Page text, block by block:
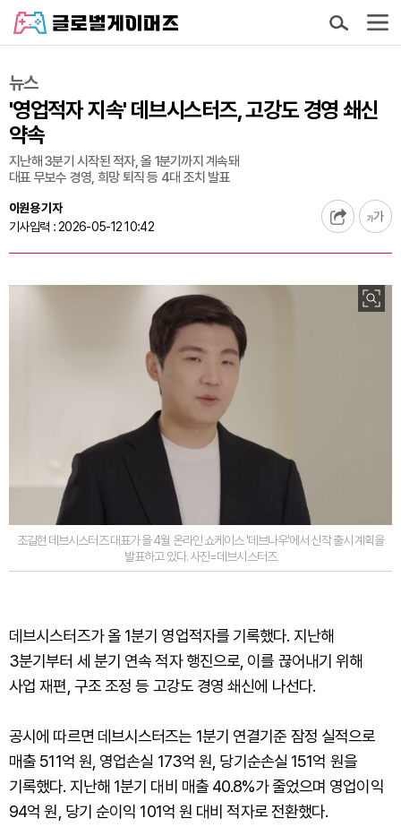
뉴스
'영업적자 지속' 데브시스터즈, 고강도 경영 쇄신
약속
지난해 3분기 시작된 적자, 올 1분기까지 계속돼
대표 무보수 경영, 희망 퇴직 등 4대 조치 발표
이원용 기자
기사입력 : 2026-05-12 10:42
조길현 데브시스터즈 대표가 올 4월 온라인 쇼케이스 '데브나우'에서 신작 출시 계획을
발표하고 있다. 사진=데브시스터즈
데브시스터즈가 올 1분기 영업적자를 기록했다. 지난해
3분기부터 세 분기 연속 적자 행진으로, 이를 끊어내기 위해
사업 재편, 구조 조정 등 고강도 경영 쇄신에 나선다.
공시에 따르면 데브시스터즈는 1분기 연결기준 잠정 실적으로
매출 511억 원, 영업손실 173억 원, 당기순손실 151억 원을
기록했다. 지난해 1분기 대비 매출 40.8%가 줄었으며 영업이익
94억 원, 당기 순이익 101억 원 대비 적자로 전환했다.